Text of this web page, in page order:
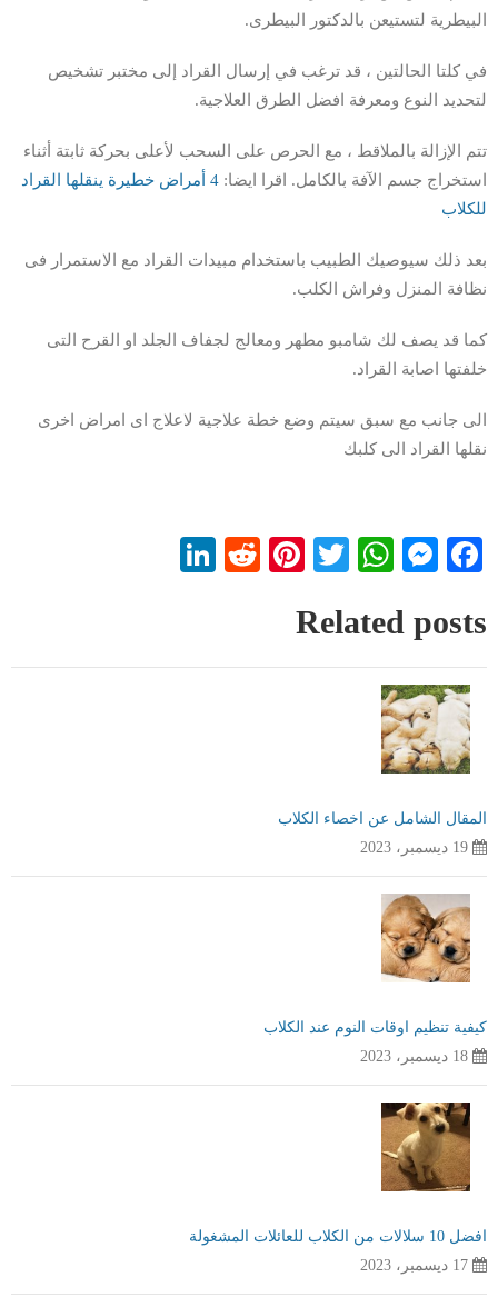
البيطرية لتستيعن بالدكتور البيطرى.
في كلتا الحالتين ، قد ترغب في إرسال القراد إلى مختبر تشخيص
لتحديد النوع ومعرفة افضل الطرق العلاجية.
تتم الإزالة بالملاقط ، مع الحرص على السحب لأعلى بحركة ثابتة أثناء
استخراج جسم الآفة بالكامل. اقرا ايضا:
4 أمراض خطيرة ينقلها القراد
للكلاب
بعد ذلك سيوصيك الطبيب باستخدام مبيدات القراد مع الاستمرار فى
نظافة المنزل وفراش الكلب.
كما قد يصف لك شامبو مطهر ومعالج لجفاف الجلد او القرح التى
خلفتها اصابة القراد.
الى جانب مع سبق سيتم وضع خطة علاجية لاعلاج اى امراض اخرى
نقلها القراد الى كلبك
Facebook
Messenger
WhatsApp
Twitter
Pinterest
Reddit
Related posts
المقال الشامل عن اخصاء الكلاب
19 ديسمبر، 2023
كيفية تنظيم اوقات النوم عند الكلاب
18 ديسمبر، 2023
افضل 10 سلالات من الكلاب للعائلات المشغولة
17 ديسمبر، 2023